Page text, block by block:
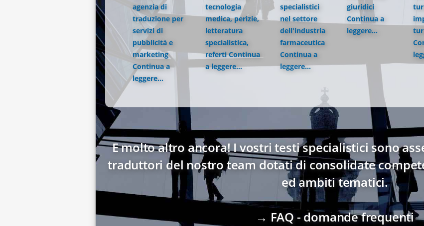
agenzia di
traduzione per
servizi di
pubblicità e
marketing
Continua a
leggere...
tecnologia
medica, perizie,
letteratura
specialistica,
referti Continua
a leggere...
specialistici
nel settore
dell'industria
farmaceutica
Continua a
leggere...
giuridici
Continua a
leggere...
E molto altro ancora! I vostri testi specialistici sono
traduttori del nostro team dotati di consolidate
ed ambiti tematici.
→ FAQ - domande frequenti